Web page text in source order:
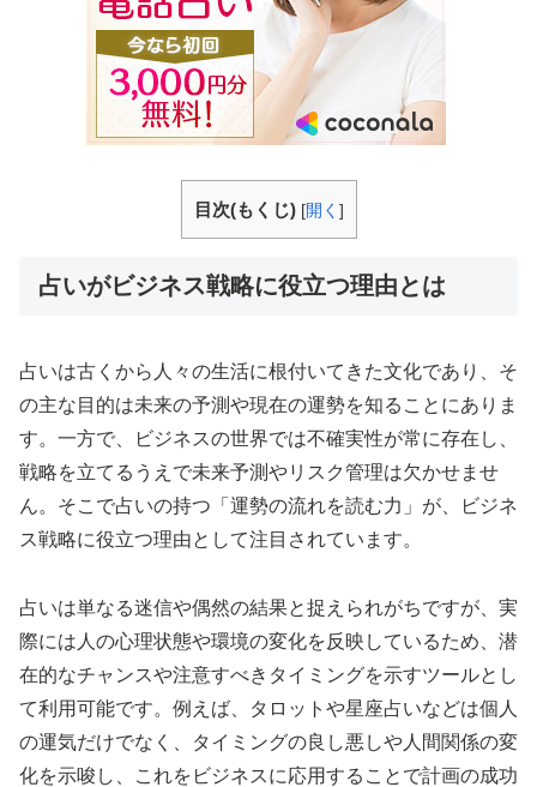
目次(もくじ) [開く ]
占いがビジネス戦略に役立つ理由とは
占いは古くから人々の生活に根付いてきた文化であり、そ
の主な目的は未来の予測や現在の運勢を知ることにありま
す。一方で、ビジネスの世界では不確実性が常に存在し、
戦略を立てるうえで未来予測やリスク管理は欠かせませ
ん。そこで占いの持つ「運勢の流れを読む力」が、ビジネ
ス戦略に役立つ理由として注目されています。
占いは単なる迷信や偶然の結果と捉えられがちですが、実
際には人の心理状態や環境の変化を反映しているため、潜
在的なチャンスや注意すべきタイミングを示すツールとし
て利用可能です。例えば、タロットや星座占いなどは個人
の運気だけでなく、タイミングの良し悪しや人間関係の変
化を示唆し、これをビジネスに応用することで計画の成功